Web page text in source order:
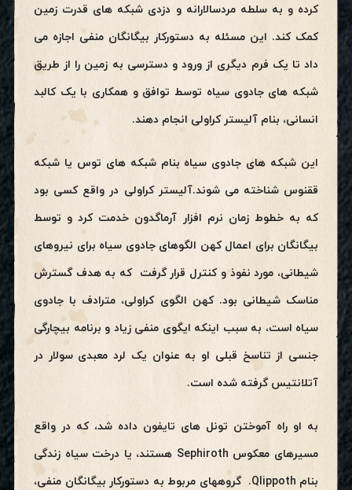
کرده و به سلطه مردسالارانه و دزدی شبکه های قدرت زمین
کمک کند. این مسئله به دستورکار بیگانگان منفی اجازه می
داد تا یک فرم دیگری از ورود و دسترسی به زمین را از طریق
شبکه های جادوی سیاه توسط توافق و همکاری با یک کالبد
انسانی، بنام آلیستر کراولی انجام دهند.
این شبکه های جادوی سیاه بنام شبکه های توس یا شبکه
ققنوس شناخته می شوند.آلیستر کراولی در واقع کسی بود
که به خطوط زمان نرم افزار آرماگدون خدمت کرد و توسط
بیگانگان برای اعمال کهن الگوهای جادوی سیاه برای نیروهای
شیطانی، مورد نفوذ و کنترل قرار گرفت که به هدف گسترش
مناسک شیطانی بود. کهن الگوی کراولی، مترادف با جادوی
سیاه است، به سبب اینکه ایگوی منفی زیاد و برنامه بیچارگی
جنسی از تناسخ قبلی او به عنوان یک لرد معبدی سولار در
آتلانتیس گرفته شده است.
به او راه آموختن تونل های تایفون داده شد، که در واقع
مسیرهای معکوس Sephiroth هستند، یا درخت سیاه زندگی
بنام Qlippoth. گروههای مربوط به دستورکار بیگانگان منفی،